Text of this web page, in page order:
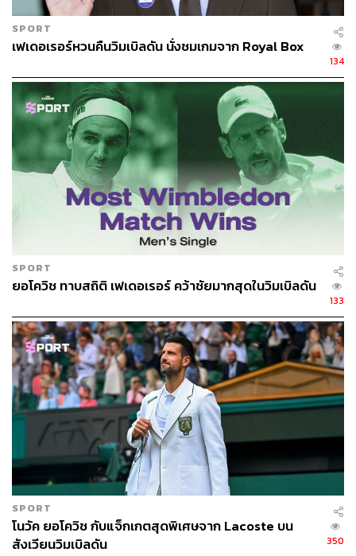
SPORT
เฟเดอเรอร์หวนคืนวิมเบิลดัน นั่งชมเกมจาก Royal Box
134
SPORT
ยอโควิช ทาบสถิติ เฟเดอเรอร์ คว้าชัยมากสุดในวิมเบิลดัน
133
SPORT
โนวัค ยอโควิช กับแจ็กเกตสุดพิเศษจาก Lacoste บน
สังเวียนวิมเบิลดัน
350